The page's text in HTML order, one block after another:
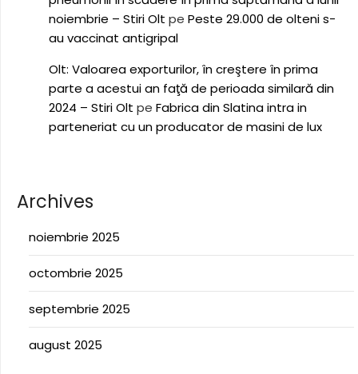
noiembrie – Stiri Olt pe Peste 29.000 de olteni s-
au vaccinat antigripal
Olt: Valoarea exporturilor, în creştere în prima
parte a acestui an faţă de perioada similară din
2024 – Stiri Olt pe Fabrica din Slatina intra in
parteneriat cu un producator de masini de lux
Archives
noiembrie 2025
octombrie 2025
septembrie 2025
august 2025